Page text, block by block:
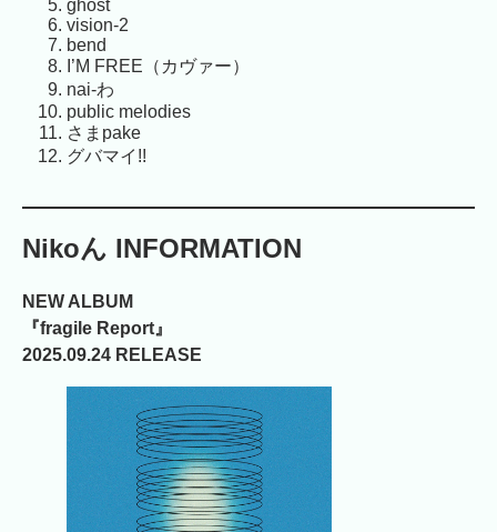
ghost
vision-2
bend
I’M FREE（カヴァー）
nai-わ
public melodies
さまpake
グバマイ!!
Nikoん INFORMATION
NEW ALBUM
『fragile Report』
2025.09.24 RELEASE